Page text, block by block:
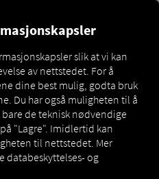
data utelukkende via
data i RIO er ikke
slik at vi kan
av nettstedet. For å
dine best mulig, godta bruk
Du har også muligheten til å
de teknisk nødvendige
"Lagre". Imidlertid kan
til nettstedet. Mer
databeskyttelses- og